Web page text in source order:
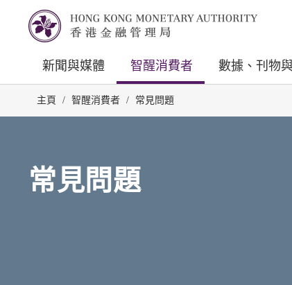
新聞與媒體 智醒消費者 數據、刊物
主頁 / 智醒消費者 / 常見問題
常見問題